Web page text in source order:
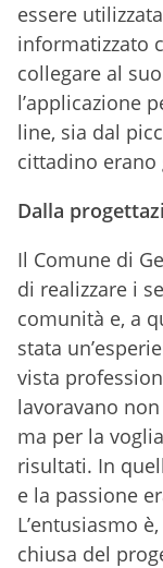
essere
informatizzato
collegare al
l’applicazione
line, sia dal
cittadino erano
Dalla
Il Comune di
di realizzare i
comunità e, a
stata
vista
lavoravano
ma per la
risultati. In
e la passione
L’entusiasmo
chiusa del